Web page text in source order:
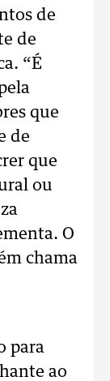
de
de
“É
que
de
que
ou
O
chama
para
ao